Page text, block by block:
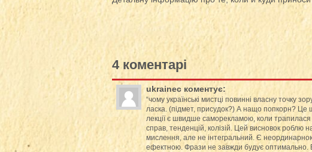
4 коментарі
ukrainec коментує:
“чому українські мистці повинні власну точку
ласка. (підмет, присудок?) А нащо попкорн? Це
лекції є швидше саморекламою, коли
справ, тенденцій, колізій. Цей висновок роблю
мислення, але не інтегральний. Є
ефектною. Фрази не завжди будує оптимально.